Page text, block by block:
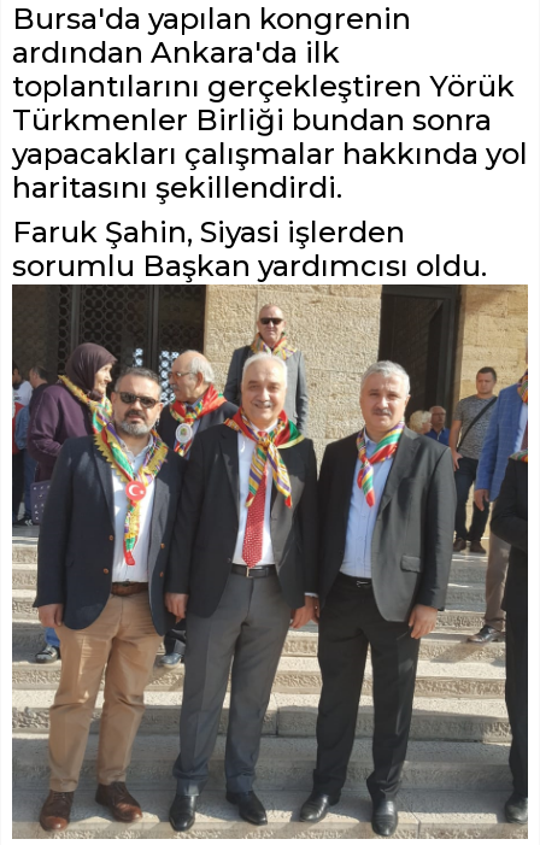
Bursa'da yapılan kongrenin
ardından Ankara'da ilk
toplantılarını gerçekleştiren Yörük
Türkmenler Birliği bundan sonra
yapacakları çalışmalar hakkında yol
haritasını şekillendirdi.
Faruk Şahin, Siyasi işlerden
sorumlu Başkan yardımcısı oldu.